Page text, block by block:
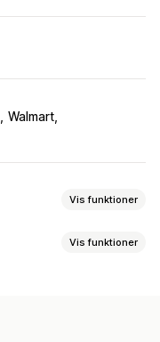
Walmart
Vis funktioner
Vis funktioner